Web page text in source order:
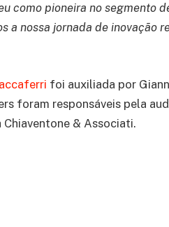
como pioneira no segmento
a nossa jornada de inovação
foi auxiliada por
foram responsáveis pela
Chiaventone & Associati.